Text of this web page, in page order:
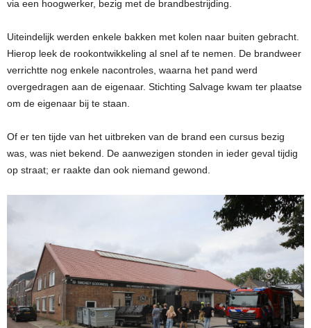
via een hoogwerker, bezig met de brandbestrijding.
Uiteindelijk werden enkele bakken met kolen naar buiten gebracht.
Hierop leek de rookontwikkeling al snel af te nemen. De brandweer
verrichtte nog enkele nacontroles, waarna het pand werd
overgedragen aan de eigenaar. Stichting Salvage kwam ter plaatse
om de eigenaar bij te staan.
Of er ten tijde van het uitbreken van de brand een cursus bezig
was, was niet bekend. De aanwezigen stonden in ieder geval tijdig
op straat; er raakte dan ook niemand gewond.